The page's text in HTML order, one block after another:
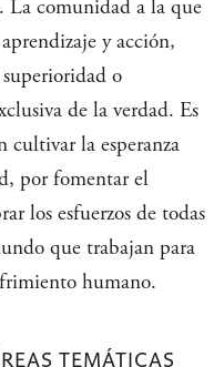
La comunidad a la que
y acción,
o
de la verdad. Es
cultivar la esperanza
por fomentar el
los esfuerzos de todas
que trabajan para
humano.
TEMÁTICAS